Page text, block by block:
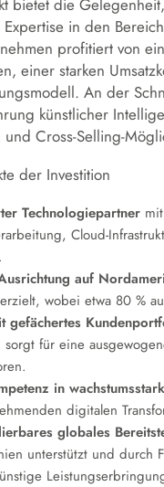
bietet die
in den
profitiert von
einer starken
An der
künstlicher
und Cross-Selling-
der Investition
Technologiepartner
Cloud-
auf
wobei etwa 80 %
gefächertes
sorgt für eine
in
digitalen
globales
unterstützt und durch